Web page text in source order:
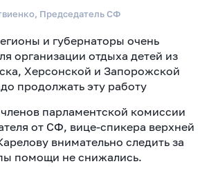
Председатель СФ
и губернаторы очень
организации отдыха детей из
Херсонской и Запорожской
продолжать эту работу
парламентской комиссии
от СФ, вице-спикера верхней
внимательно следить за
помощи не снижались.